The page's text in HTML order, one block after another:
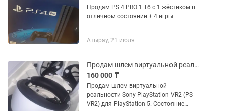
Продам PS 4 PRO 1 Тб с 1 жёстиком в
отличном состоянии + 4 игры
Атырау, 21 июля
Продам шлем виртуальной реальности Sony PlayStation VR2 (PS VR2)
160 000 ₸
Продам шлем виртуальной
реальности Sony PlayStation VR2 (PS
VR2) для PlayStation 5. Состояние